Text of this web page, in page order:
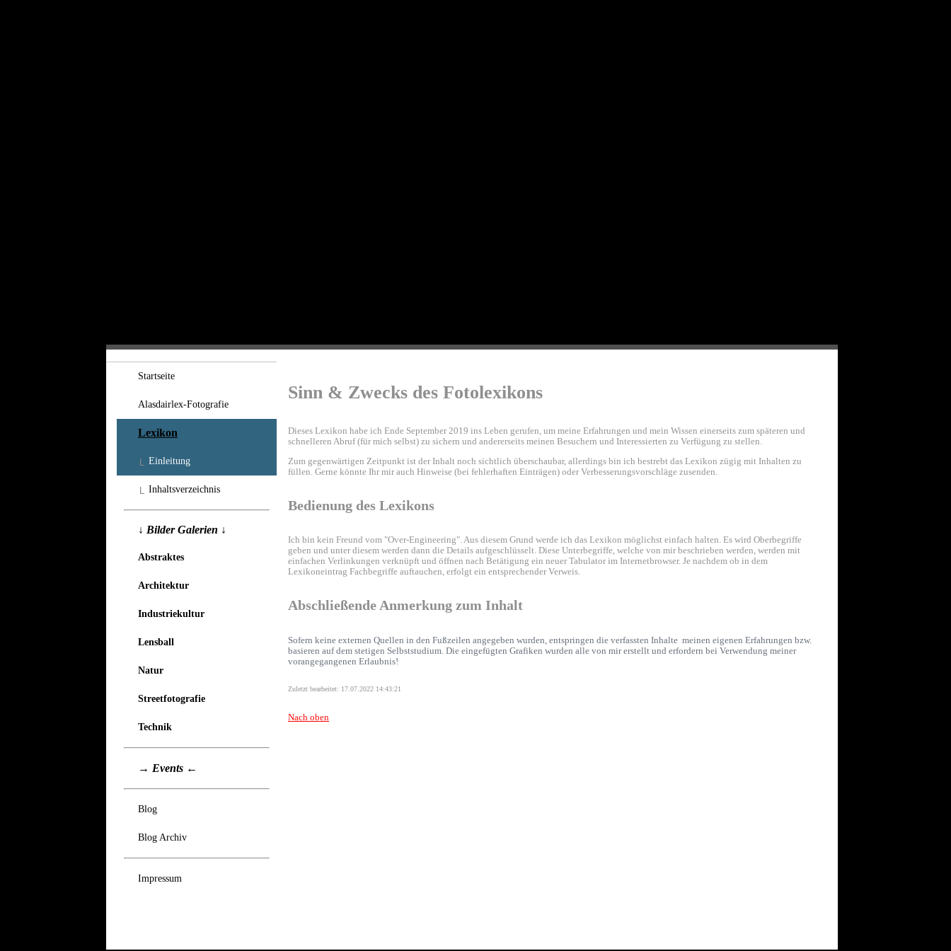
Startseite
Alasdairlex-Fotografie
Lexikon
Einleitung
Inhaltsverzeichnis
↓ Bilder Galerien ↓
Abstraktes
Architektur
Industriekultur
Lensball
Natur
Streetfotografie
Technik
→ Events ←
Blog
Blog Archiv
Impressum
Sinn & Zwecks des Fotolexikons
Dieses Lexikon habe ich Ende September 2019 ins Leben gerufen, um meine Erfahrungen und mein Wissen einerseits zum späteren und
schnelleren Abruf (für mich selbst) zu sichern und andererseits meinen Besuchern und Interessierten zu Verfügung zu stellen.
Zum gegenwärtigen Zeitpunkt ist der Inhalt noch sichtlich überschaubar, allerdings bin ich bestrebt das Lexikon zügig mit Inhalten zu
füllen. Gerne könnte Ihr mir auch Hinweise (bei fehlerhaften Einträgen) oder Verbesserungsvorschläge zusenden.
Bedienung des Lexikons
Ich bin kein Freund vom "Over-Engineering". Aus diesem Grund werde ich das Lexikon möglichst einfach halten. Es wird Oberbegriffe
geben und unter diesem werden dann die Details aufgeschlüsselt. Diese Unterbegriffe, welche von mir beschrieben werden, werden mit
einfachen Verlinkungen verknüpft und öffnen nach Betätigung ein neuer Tabulator im Internetbrowser. Je nachdem ob in dem
Lexikoneintrag Fachbegriffe auftauchen, erfolgt ein entsprechender Verweis.
Abschließende Anmerkung zum Inhalt
Sofern keine externen Quellen in den Fußzeilen angegeben wurden, entspringen die verfassten Inhalte meinen eigenen Erfahrungen bzw.
basieren auf dem stetigen Selbststudium. Die eingefügten Grafiken wurden alle von mir erstellt und erfordern bei Verwendung meiner
vorangegangenen Erlaubnis!
Zuletzt bearbeitet: 17.07.2022 14:43:21
Nach oben